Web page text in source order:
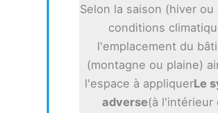
Selon la saison (hiver ou
conditions
l'emplacement du
(montagne ou plaine)
l'espace à appliquerLe
adverse(à l'intérieur